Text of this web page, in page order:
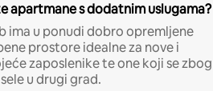
apartmane s dodatnim uslugama?
ima u ponudi dobro opremljene
prostore idealne za nove i
zaposlenike te one koji se zbog
u drugi grad.